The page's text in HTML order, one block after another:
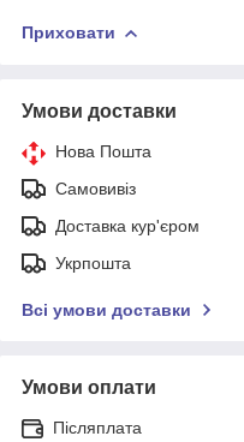
Приховати
Умови доставки
Нова Пошта
Самовивіз
Доставка кур'єром
Укрпошта
Всі умови доставки
Умови оплати
Післяплата